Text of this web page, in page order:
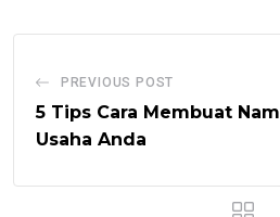
PREVIOUS POST
5 Tips Cara Membuat
Usaha Anda